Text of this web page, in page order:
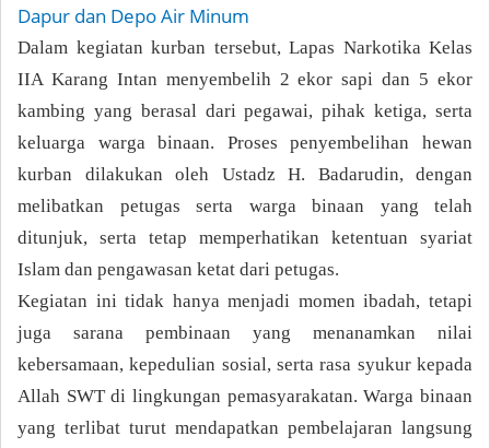
Dapur dan Depo Air Minum
Dalam kegiatan kurban tersebut, Lapas Narkotika Kelas
IIA Karang Intan menyembelih 2 ekor sapi dan 5 ekor
kambing yang berasal dari pegawai, pihak ketiga, serta
keluarga warga binaan. Proses penyembelihan hewan
kurban dilakukan oleh Ustadz H. Badarudin, dengan
melibatkan petugas serta warga binaan yang telah
ditunjuk, serta tetap memperhatikan ketentuan syariat
Islam dan pengawasan ketat dari petugas.
Kegiatan ini tidak hanya menjadi momen ibadah, tetapi
juga sarana pembinaan yang menanamkan nilai
kebersamaan, kepedulian sosial, serta rasa syukur kepada
Allah SWT di lingkungan pemasyarakatan. Warga binaan
yang terlibat turut mendapatkan pembelajaran langsung